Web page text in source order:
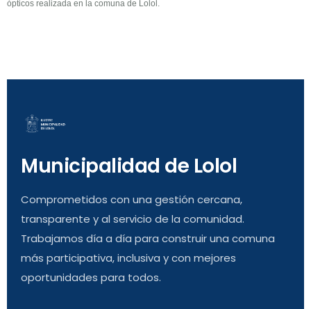
ópticos realizada en la comuna de Lolol.
Municipalidad de Lolol
Comprometidos con una gestión cercana,
transparente y al servicio de la comunidad.
Trabajamos día a día para construir una comuna
más participativa, inclusiva y con mejores
oportunidades para todos.